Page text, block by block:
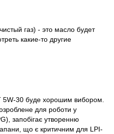
газ) - это масло будет
какие-то другие
5W-30 буде хорошим вибором.
для роботи у
запобігає утворенню
що є критичним для LPI-